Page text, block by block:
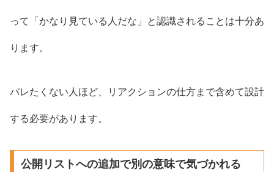
って「かなり見ている人だな」と認識されることは十分あ
ります。
バレたくない人ほど、リアクションの仕方まで含めて設計
する必要があります。
公開リストへの追加で別の意味で気づかれる